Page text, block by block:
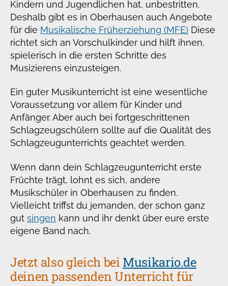
Kindern und Jugendlichen hat, unbestritten.
Deshalb gibt es in Oberhausen auch Angebote
für die Musikalische Früherziehung (MFE) Diese
richtet sich an Vorschulkinder und hilft ihnen,
spielerisch in die ersten Schritte des
Musizierens einzusteigen.
Ein guter Musikunterricht ist eine wesentliche
Voraussetzung vor allem für Kinder und
Anfänger. Aber auch bei fortgeschrittenen
Schlagzeugschülern sollte auf die Qualität des
Schlagzeugunterrichts geachtet werden.
Wenn dann dein Schlagzeugunterricht erste
Früchte trägt, lohnt es sich, andere
Musikschüler in Oberhausen zu finden.
Vielleicht triffst du jemanden, der schon ganz
gut singen kann und ihr denkt über eure erste
eigene Band nach.
Jetzt also gleich bei Musikario.de
deinen passenden Unterricht für